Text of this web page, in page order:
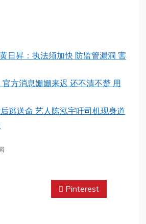
日昇：执法须加快 防监管漏洞 害
方消息姗姗来迟 还不清不楚 用
逃送命 艺人陈泓宇吁司机现身道
Pinterest